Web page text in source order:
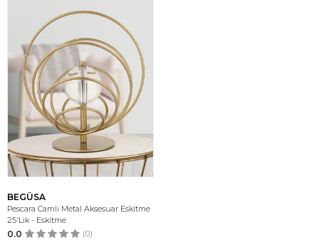
BEGÜSA
Pescara Camlı Metal Aksesuar Eskitme
25'Lik - Eskitme
0.0 (0)